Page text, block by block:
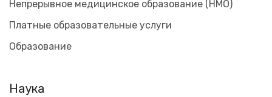
Непрерывное медицинское образование (НМО)
Платные образовательные услуги
Образование
Наука